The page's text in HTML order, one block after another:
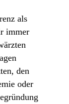
als
immer
den
oder